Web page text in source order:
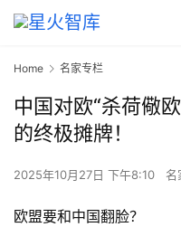
Home 名家专栏
中国对欧“杀荷儆
的终极摊牌！
2025年10月27日 下午8:10 名
欧盟要和中国翻脸？